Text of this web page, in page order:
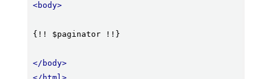
<body>
{!! $paginator !!}
</body>